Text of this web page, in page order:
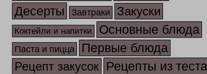
Десерты
Завтраки Закуски
Коктейли и напитки Основные блюда
Паста и пицца
Первые блюда
Рецепт закусок
Рецепты из теста